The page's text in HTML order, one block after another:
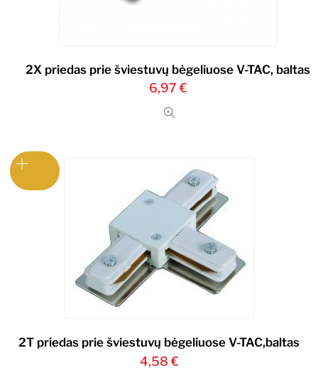
2X priedas prie šviestuvų bėgeliuose V-TAC, baltas
6,97 €
2T priedas prie šviestuvų bėgeliuose V-TAC,baltas
4,58 €